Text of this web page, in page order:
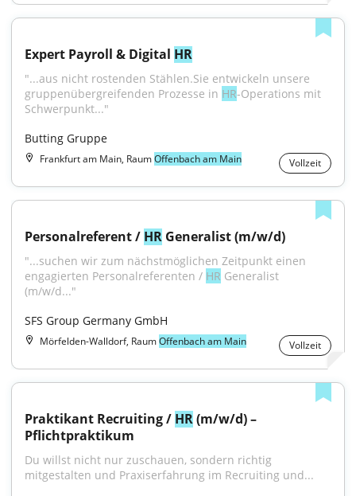
Expert Payroll & Digital HR
"...aus nicht rostenden Stählen.Sie entwickeln unsere
gruppenübergreifenden Prozesse in HR-Operations mit
Schwerpunkt..."
Butting Gruppe
Frankfurt am Main, RaumOffenbach am Main Vollzeit
Personalreferent / HR Generalist (m/w/d)
"...suchen wir zum nächstmöglichen Zeitpunkt einen
engagierten Personalreferenten / HR Generalist
(m/w/d..."
SFS Group Germany GmbH
Mörfelden-Walldorf, RaumOffenbach am Main Vollzeit
Praktikant Recruiting / HR (m/w/d) –
Pflichtpraktikum
Du willst nicht nur zuschauen, sondern richtig
mitgestalten und Praxiserfahrung im Recruiting und...